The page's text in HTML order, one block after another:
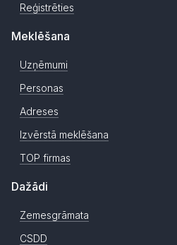
Reģistrēties
Meklēšana
Uzņēmumi
Personas
Adreses
Izvērstā meklēšana
TOP firmas
Dažādi
Zemesgrāmata
CSDD